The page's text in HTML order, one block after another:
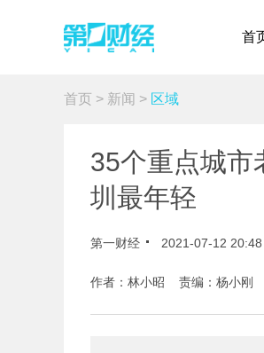
首
首页 > 新闻 > 区域
35个重点城市
圳最年轻
第一财经 2021-07-12 20:48
作者：林小昭 责编：杨小刚